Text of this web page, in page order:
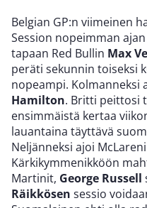
Belgian GP:n viimeinen
Session nopeimman
tapaan Red Bullin Max
peräti sekunnin toiseksi
nopeampi. Kolmanneksi
Hamilton. Britti peittosi
ensimmäistä kertaa
lauantaina täyttävä
Neljänneksi ajoi
Kärkikymmenikköön
Martinit, George Russell
Räikkösen sessio